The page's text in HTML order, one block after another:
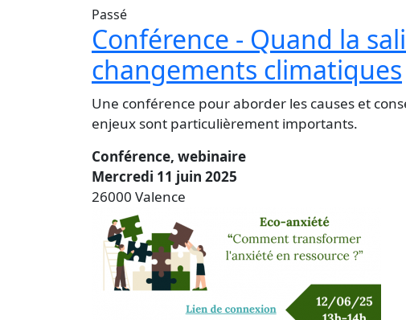
Passé
Conférence - Quand la
changements climatiques
Une conférence pour aborder les causes et
enjeux sont particulièrement importants.
Conférence, webinaire
Mercredi 11 juin 2025
26000 Valence